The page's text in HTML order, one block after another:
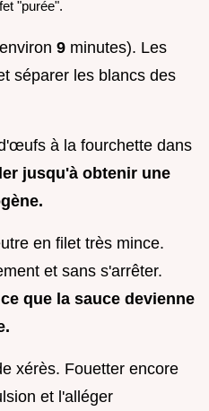
"purée".
9 minutes). Les
séparer les blancs des
à la fourchette dans
jusqu'à obtenir une
en filet très mince.
et sans s'arrêter.
que la sauce devienne
xérès. Fouetter encore
et l'alléger